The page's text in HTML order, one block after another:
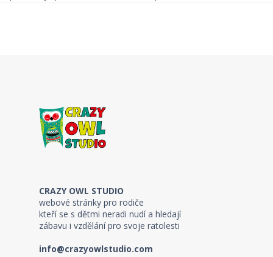
CRAZY OWL STUDIO
webové stránky pro rodiče
kteří se s dětmi neradi nudí a hledají
zábavu i vzdělání pro svoje ratolesti
info@crazyowlstudio.com